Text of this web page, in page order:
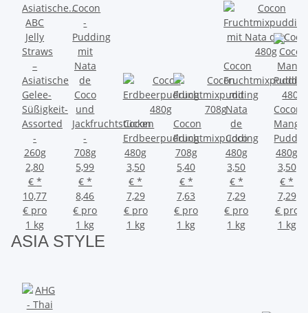
ABC
Jelly
Straws
–
Asiatische
Gelee-
Süßigkeit-
Assorted
-
260g
2,80
€ *
10,77
€ pro
1 kg
Cocon
-
Pudding
mit
Nata
de
Coco
und
Jackfruchtstücken
-
708g
5,99
€ *
8,46
€ pro
1 kg
Cocon
Erdbeerpudding
480g
3,50
€*
7,29
€ pro
1 kg
Cocon
Fruchtmixpudding
708g
5,40
€ *
7,63
€ pro
1 kg
Cocon
mit
Nata
de
Coco
480g
3,50
€ *
7,29
€ pro
1 kg
Cocon
Mango
480g
3,50
€*
7,29
€ pro
1 kg
ASIASTYLE